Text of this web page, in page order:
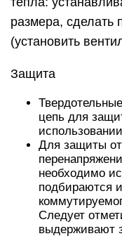
перегрузку,
защиты не
Для
при маленьких
шунтирующее
Примеры
Основное
управления
Твердотельные
применяют в